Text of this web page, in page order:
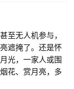
至无人机参与，
遮掩了。还是怀
光，一家人或围
花、赏月亮，多